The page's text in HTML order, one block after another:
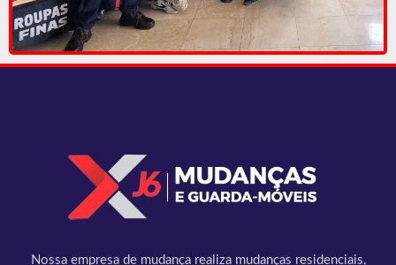
Nossa empresa de mudança realiza mudanças residenciais,